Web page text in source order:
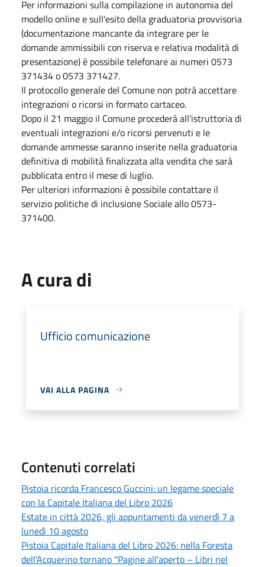
Per informazioni sulla compilazione in autonomia del
modello online e sull'esito della graduatoria provvisoria
(documentazione mancante da integrare per le
domande ammissibili con riserva e relativa modalità di
presentazione) è possibile telefonare ai numeri 0573
371434 o 0573 371427.
Il protocollo generale del Comune non potrà accettare
integrazioni o ricorsi in formato cartaceo.
Dopo il 21 maggio il Comune procederà all'istruttoria di
eventuali integrazioni e/o ricorsi pervenuti e le
domande ammesse saranno inserite nella graduatoria
definitiva di mobilità finalizzata alla vendita che sarà
pubblicata entro il mese di luglio.
Per ulteriori informazioni è possibile contattare il
servizio politiche di inclusione Sociale allo 0573-
371400.
A cura di
Ufficio comunicazione
VAI ALLA PAGINA
Contenuti correlati
Pistoia ricorda Francesco Guccini: un legame speciale
con la Capitale Italiana del Libro 2026
Estate in città 2026, gli appuntamenti da venerdì 7 a
lunedì 10 agosto
Pistoia Capitale Italiana del Libro 2026: nella Foresta
dell'Acquerino tornano "Pagine all'aperto – Libri nel